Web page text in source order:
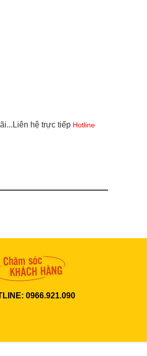
hệ trực tiếp Hotline
0966.921.090